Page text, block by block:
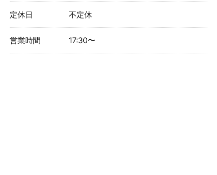
定休日 不定休
営業時間 17:30〜